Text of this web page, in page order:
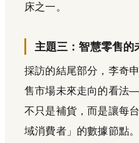
床之一。
主題三：智慧零售的
採訪的結尾部分，李奇
售市場未來走向的看法
不只是補貨，而是讓每
域消費者」的數據節點。